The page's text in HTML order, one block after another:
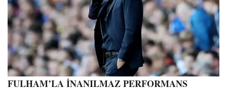
FULHAM’LA İNANILMAZ PERFORMANS